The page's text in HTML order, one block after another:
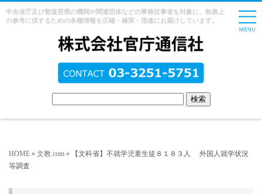
中央省庁及び都道府県の機関や関連団体などの事務従事者を対象に、執務上
の参考に供するための各種情報を正確・確実・迅速にお届けしています。
HOME » 文教.com » 【文科省】不就学児童生徒８１８３人 外国人就学状況
等調査